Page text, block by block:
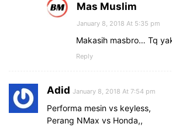
Mas Muslim
January 8, 2018 At 5:35 pm
Makasih masbro… Tq
Reply
Adid January 8, 2018 At 7:54 pm
Performa mesin vs keyless,
Perang NMax vs Honda,,